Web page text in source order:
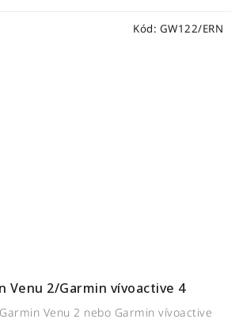
Venu 2/Garmin vívoactive 4
Venu 2 nebo Garmin vívoactive
Kód: GW122/ERN